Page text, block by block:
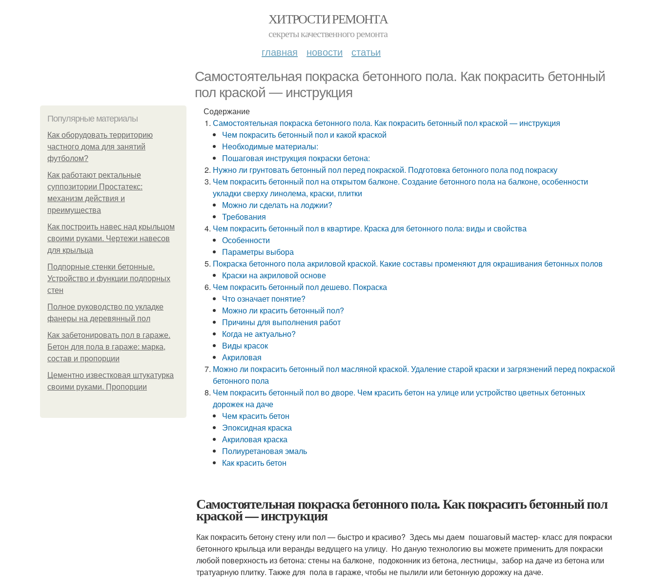
ХИТРОСТИ РЕМОНТА
секреты качественного ремонта
главная новости статьи
Самостоятельная покраска бетонного пола. Как покрасить бетонный
пол краской — инструкция
Популярные материалы
Как оборудовать территорию
частного дома для занятий
футболом?
Как работают ректальные
суппозитории Простатекс:
механизм действия и
преимущества
Как построить навес над крыльцом
своими руками. Чертежи навесов
для крыльца
Подпорные стенки бетонные.
Устройство и функции подпорных
стен
Полное руководство по укладке
фанеры на деревянный пол
Как забетонировать пол в гараже.
Бетон для пола в гараже: марка,
состав и пропорции
Цементно известковая штукатурка
своими руками. Пропорции
Содержание
Самостоятельная покраска бетонного пола. Как покрасить бетонный пол краской — инструкция
Чем покрасить бетонный пол и какой краской
Необходимые материалы:
Пошаговая инструкция покраски бетона:
Нужно ли грунтовать бетонный пол перед покраской. Подготовка бетонного пола под покраску
Чем покрасить бетонный пол на открытом балконе. Создание бетонного пола на балконе, особенности
укладки сверху линолема, краски, плитки
Можно ли сделать на лоджии?
Требования
Чем покрасить бетонный пол в квартире. Краска для бетонного пола: виды и свойства
Особенности
Параметры выбора
Покраска бетонного пола акриловой краской. Какие составы променяют для окрашивания бетонных полов
Краски на акриловой основе
Чем покрасить бетонный пол дешево. Покраска
Что означает понятие?
Можно ли красить бетонный пол?
Причины для выполнения работ
Когда не актуально?
Виды красок
Акриловая
Можно ли покрасить бетонный пол масляной краской. Удаление старой краски и загрязнений перед покраской
бетонного пола
Чем покрасить бетонный пол во дворе. Чем красить бетон на улице или устройство цветных бетонных
дорожек на даче
Чем красить бетон
Эпоксидная краска
Акриловая краска
Полиуретановая эмаль
Как красить бетон
Самостоятельная покраска бетонного пола. Как покрасить бетонный пол
краской — инструкция
Как покрасить бетону стену или пол — быстро и красиво? Здесь мы даем пошаговый мастер- класс для покраски
бетонного крыльца или веранды ведущего на улицу. Но даную технологию вы можете применить для покраски
любой поверхность из бетона: стены на балконе, подоконник из бетона, лестницы, забор на даче из бетона или
тратуарную плитку. Также для пола в гараже, чтобы не пылили или бетонную дорожку на даче.